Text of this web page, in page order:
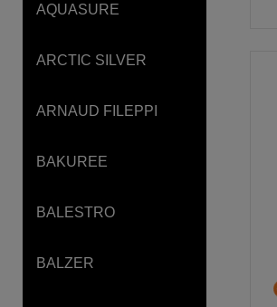
AQUASURE
ARCTIC SILVER
ARNAUD FILEPPI
BAKUREE
BALESTRO
BALZER